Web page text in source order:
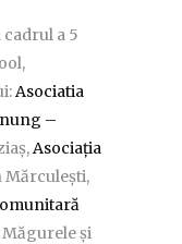
a 5
Asociatia
–
Asociația
Mărculești,
și